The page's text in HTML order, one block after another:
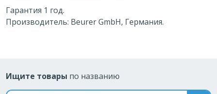
Гарантия 1 год.
Производитель: Beurer GmbH, Германия.
Ищите товары по названию